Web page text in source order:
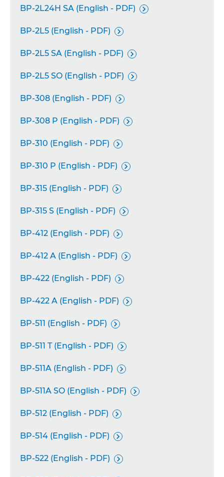
BP-2L24H SA (English - PDF) 
BP-2L5 (English - PDF) 
BP-2L5 SA (English - PDF) 
BP-2L5 SO (English - PDF) 
BP-308 (English - PDF) 
BP-308 P (English - PDF) 
BP-310 (English - PDF) 
BP-310 P (English - PDF) 
BP-315 (English - PDF) 
BP-315 S (English - PDF) 
BP-412 (English - PDF) 
BP-412 A (English - PDF) 
BP-422 (English - PDF) 
BP-422 A (English - PDF) 
BP-511 (English - PDF) 
BP-511 T (English - PDF) 
BP-511A (English - PDF) 
BP-511A SO (English - PDF) 
BP-512 (English - PDF) 
BP-514 (English - PDF) 
BP-522 (English - PDF) 